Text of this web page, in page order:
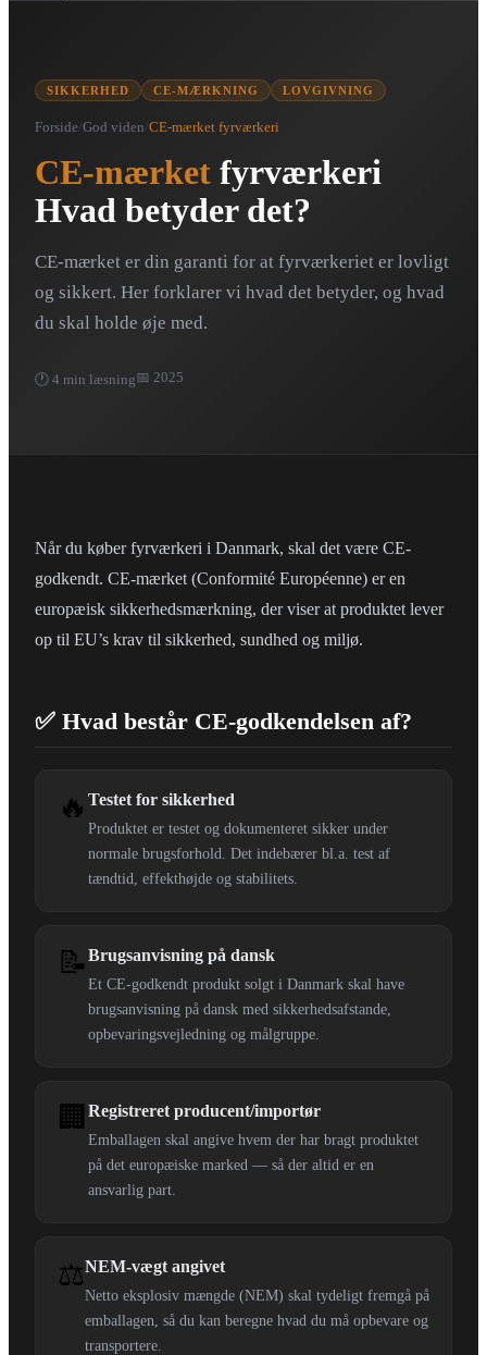
SIKKERHED CE-MÆRKNING LOVGIVNING
Forside/God viden/CE-mærket fyrværkeri
CE-mærket fyrværkeri
Hvad betyder det?
CE-mærket er din garanti for at fyrværkeriet er lovligt
og sikkert. Her forklarer vi hvad det betyder, og hvad
du skal holde øje med.
🕐 4 min læsning📅 2025
Når du køber fyrværkeri i Danmark, skal det være CE-
godkendt. CE-mærket (Conformité Européenne) er en
europæisk sikkerhedsmærkning, der viser at produktet lever
op til EU’s krav til sikkerhed, sundhed og miljø.
✅ Hvad består CE-godkendelsen af?
🔥 Testet for sikkerhed
Produktet er testet og dokumenteret sikker under
normale brugsforhold. Det indebærer bl.a. test af
tændtid, effekthøjde og stabilitets.
📝 Brugsanvisning på dansk
Et CE-godkendt produkt solgt i Danmark skal have
brugsanvisning på dansk med sikkerhedsafstande,
opbevaringsvejledning og målgruppe.
🏢 Registreret producent/importør
Emballagen skal angive hvem der har bragt produktet
på det europæiske marked — så der altid er en
ansvarlig part.
⚖️NEM-vægt angivet
Netto eksplosiv mængde (NEM) skal tydeligt fremgå på
emballagen, så du kan beregne hvad du må opbevare og
transportere.